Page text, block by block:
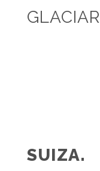
GLACIAR
SUIZA.